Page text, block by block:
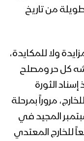
من تاريخ
ولا للمكايدة،
كل حر ومصلح
الثورة
مروراً بمرحلة
بمرحلة الـ 21 من سبتمبر المجيد في
للخارج المعتدي